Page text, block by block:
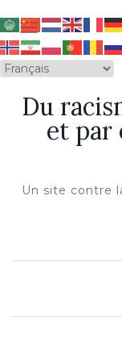
OUVRIR/
Du
et par
Un site contre